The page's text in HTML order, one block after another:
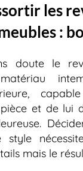
les
:
doute le
et de lui
style
mais le